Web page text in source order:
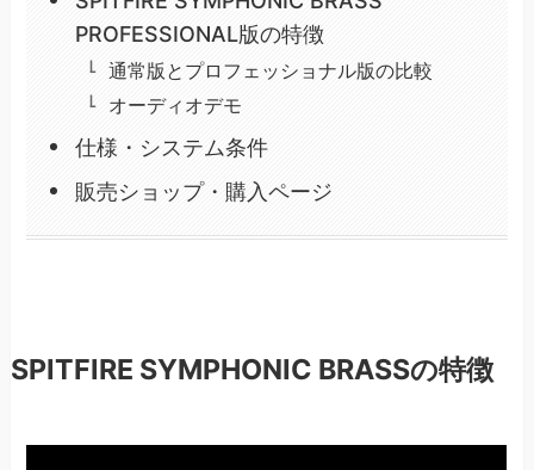
PROFESSIONAL版の特徴
通常版とプロフェッショナル版の比較
オーディオデモ
仕様・システム条件
販売ショップ・購入ページ
SPITFIRE SYMPHONIC BRASSの特徴